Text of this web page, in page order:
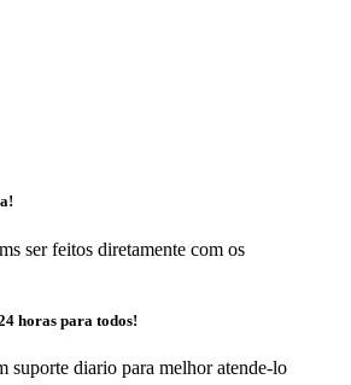
ser feitos diretamente com os
horas para todos!
suporte diario para melhor atende-lo